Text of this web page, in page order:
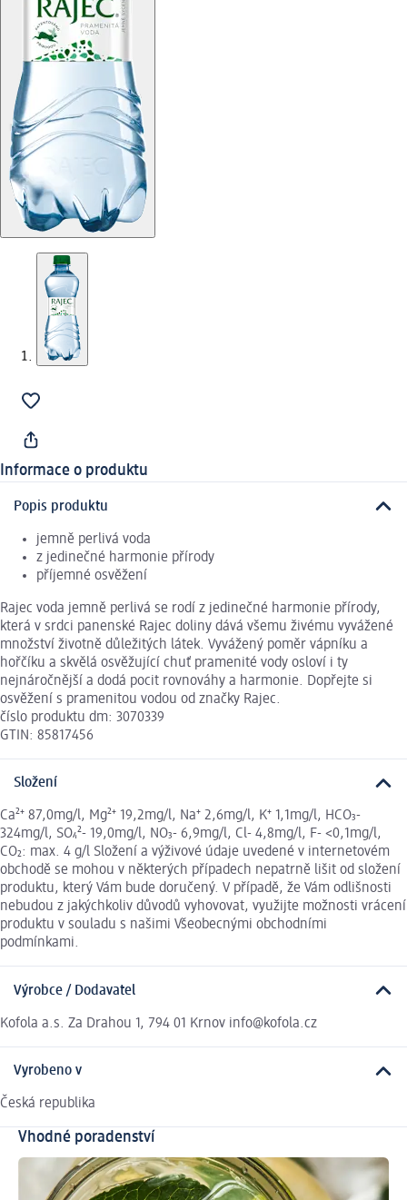
Informace o produktu
Popis produktu
jemně perlivá voda
z jedinečné harmonie přírody
příjemné osvěžení
Rajec voda jemně perlivá se rodí z jedinečné harmonie přírody,
která v srdci panenské Rajec doliny dává všemu živému vyvážené
množství životně důležitých látek. Vyvážený poměr vápníku a
hořčíku a skvělá osvěžující chuť pramenité vody osloví i ty
nejnáročnější a dodá pocit rovnováhy a harmonie. Dopřejte si
osvěžení s pramenitou vodou od značky Rajec.
číslo produktu dm: 3070339
GTIN: 85817456
Složení
Ca²⁺ 87,0mg/l, Mg²⁺ 19,2mg/l, Na⁺ 2,6mg/l, K⁺ 1,1mg/l, HCO₃-
324mg/l, SO₄²- 19,0mg/l, NO₃- 6,9mg/l, Cl- 4,8mg/l, F- <0,1mg/l,
CO₂: max. 4 g/l Složení a výživové údaje uvedené v internetovém
obchodě se mohou v některých případech nepatrně lišit od složení
produktu, který Vám bude doručený. V případě, že Vám odlišnosti
nebudou z jakýchkoliv důvodů vyhovovat, využijte možnosti vrácení
produktu v souladu s našimi Všeobecnými obchodními
podmínkami.
Výrobce / Dodavatel
Kofola a.s. Za Drahou 1, 794 01 Krnov info@kofola.cz
Vyrobeno v
Česká republika
Vhodné poradenství